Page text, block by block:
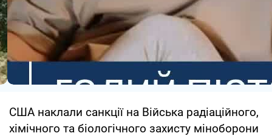
США наклали санкції на Війська радіаційного,
хімічного та біологічного захисту міноборони